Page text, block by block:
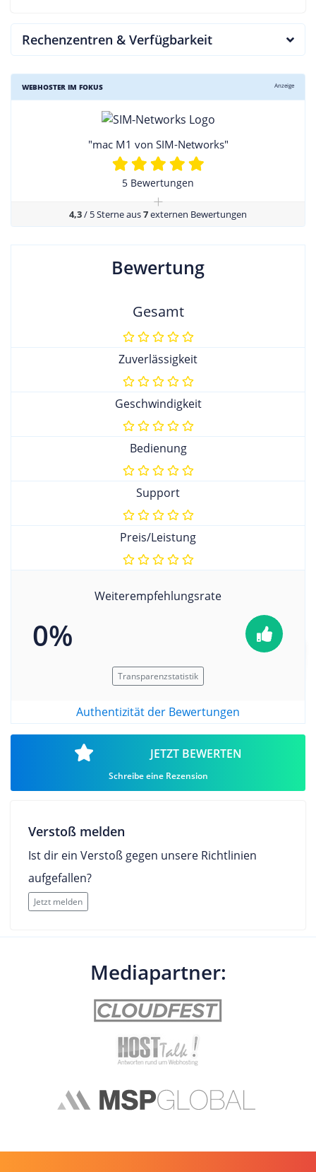
Rechenzentren & Verfügbarkeit
WEBHOSTER IM FOKUS Anzeige
"mac M1 von SIM-Networks"
5 Bewertungen
+
4,3/ 5 Sterne aus7externen Bewertungen
Bewertung
Gesamt
Zuverlässigkeit
Geschwindigkeit
Bedienung
Support
Preis/Leistung
Weiterempfehlungsrate
0%
Transparenzstatistik
Authentizität der Bewertungen
JETZT BEWERTEN
Schreibe eine Rezension
Verstoß melden
Ist dir ein Verstoß gegen unsere Richtlinien
aufgefallen?
Jetzt melden
Mediapartner: